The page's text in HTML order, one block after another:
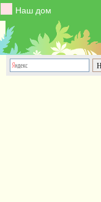
Наш дом